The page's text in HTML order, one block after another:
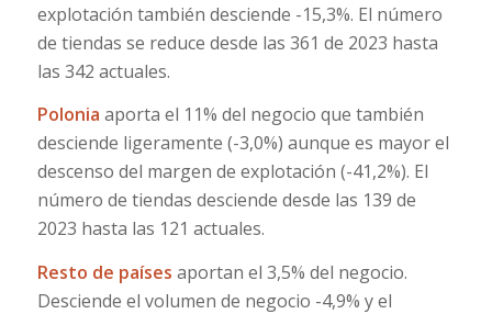
explotación también desciende -15,3%. El número
de tiendas se reduce desde las 361 de 2023 hasta
las 342 actuales.
Polonia aporta el 11% del negocio que también
desciende ligeramente (-3,0%) aunque es mayor el
descenso del margen de explotación (-41,2%). El
número de tiendas desciende desde las 139 de
2023 hasta las 121 actuales.
Resto de países aportan el 3,5% del negocio.
Desciende el volumen de negocio -4,9% y el